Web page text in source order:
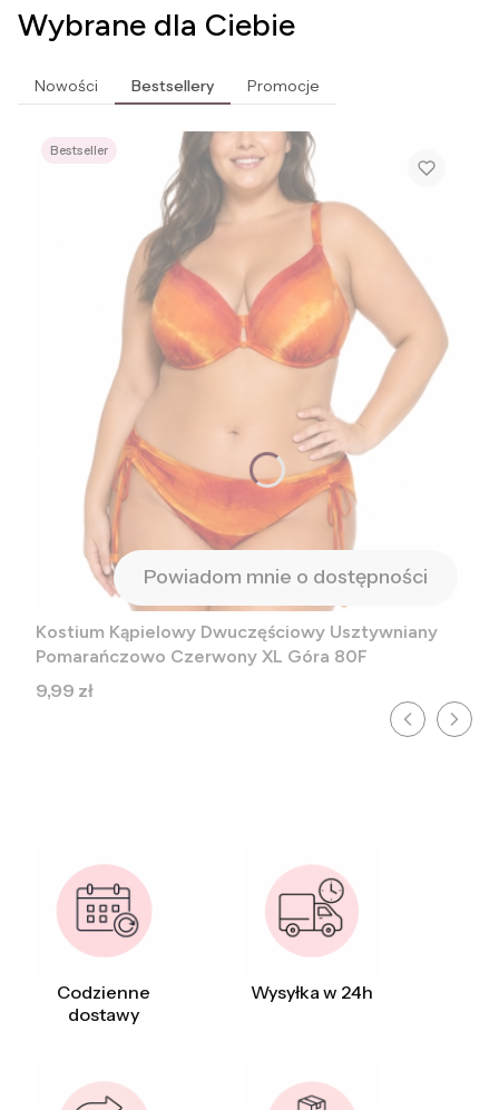
Wybrane dla Ciebie
Nowości Bestsellery Promocje
Bestseller
Powiadom mnie o dostępności
Kostium Kąpielowy Dwuczęściowy Usztywniany
Pomarańczowo Czerwony XL Góra 80F
Cena
9,99 zł
Codzienne
dostawy
Wysyłka w 24h